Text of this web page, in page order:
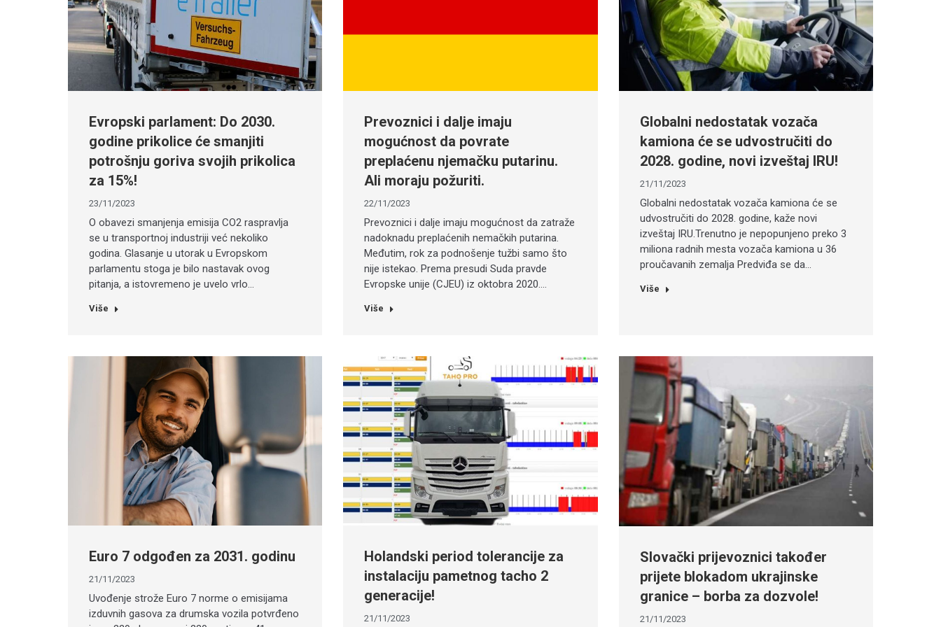
Evropski parlament: Do 2030.
godine prikolice će smanjiti
potrošnju goriva svojih prikolica
za 15%!
23/11/2023
O obavezi smanjenja emisija CO2 raspravlja
se u transportnoj industriji već nekoliko
godina. Glasanje u utorak u Evropskom
parlamentu stoga je bilo nastavak ovog
pitanja, a istovremeno je uvelo vrlo…
Više
Prevoznici i dalje imaju
mogućnost da povrate
preplaćenu njemačku putarinu.
Ali moraju požuriti.
22/11/2023
Prevoznici i dalje imaju mogućnost da zatraže
nadoknadu preplaćenih nemačkih putarina.
Međutim, rok za podnošenje tužbi samo što
nije istekao. Prema presudi Suda pravde
Evropske unije (CJEU) iz oktobra 2020.…
Više
Globalni nedostatak vozača
kamiona će se udvostručiti do
2028. godine, novi izveštaj IRU!
21/11/2023
Globalni nedostatak vozača kamiona će se
udvostručiti do 2028. godine, kaže novi
izveštaj IRU.Trenutno je nepopunjeno preko 3
miliona radnih mesta vozača kamiona u 36
proučavanih zemalja Predviđa se da…
Više
Euro 7 odgođen za 2031. godinu
21/11/2023
Uvođenje strože Euro 7 norme o emisijama
izduvnih gasova za drumska vozila potvrđeno
Holandski period tolerancije za
instalaciju pametnog tacho 2
generacije!
21/11/2023
Slovački prijevoznici također
prijete blokadom ukrajinske
granice – borba za dozvole!
21/11/2023